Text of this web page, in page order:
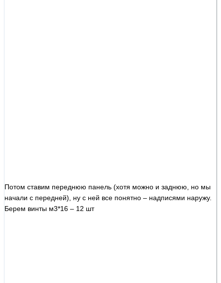
Потом ставим переднюю панель (хотя можно и заднюю, но мы
начали с передней), ну с ней все понятно – надписями наружу.
Берем винты м3*16 – 12 шт